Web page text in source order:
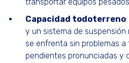
Capacidad todoterreno
y un sistema de
se enfrenta sin problemas a
pendientes pronunciadas y